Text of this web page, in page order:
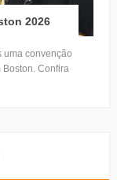
2026
uma convenção
Boston. Confira